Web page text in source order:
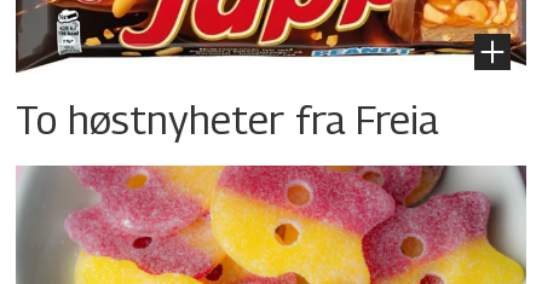
To høstnyheter fra Freia